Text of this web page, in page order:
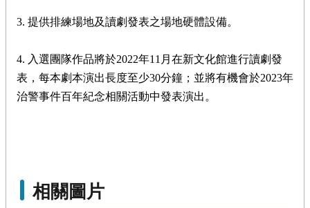
3. 提供排練場地及讀劇發表之場地硬體設備。
4. 入選團隊作品將於2022年11月在新文化館進行讀劇發
表，每本劇本演出長度至少30分鐘；並將有機會於2023年
治警事件百年紀念相關活動中發表演出。
相關圖片